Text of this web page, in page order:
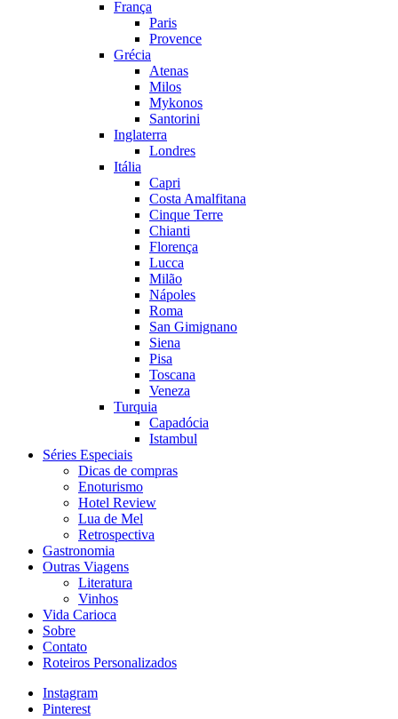
França
Paris
Provence
Grécia
Atenas
Milos
Mykonos
Santorini
Inglaterra
Londres
Itália
Capri
Costa Amalfitana
Cinque Terre
Chianti
Florença
Lucca
Milão
Nápoles
Roma
San Gimignano
Siena
Pisa
Toscana
Veneza
Turquia
Capadócia
Istambul
Séries Especiais
Dicas de compras
Enoturismo
Hotel Review
Lua de Mel
Retrospectiva
Gastronomia
Outras Viagens
Literatura
Vinhos
Vida Carioca
Sobre
Contato
Roteiros Personalizados
Instagram
Pinterest